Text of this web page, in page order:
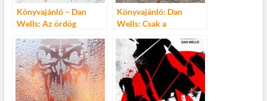
Könyvajánló – Dan
Wells: Az ördög
Könyvajánló: Dan
Wells: Csak a